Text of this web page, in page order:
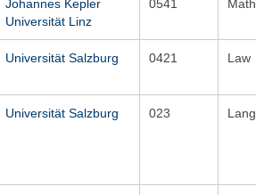
Johannes Kepler
Universität Linz
0541
Universität Salzburg 0421 Law
Universität Salzburg 023